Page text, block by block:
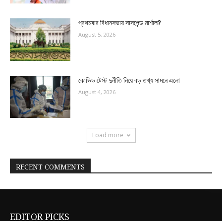
প্রথমবার বিধানসভায় সাসপেন্ড মার্শাল?
August 5, 2026
কোভিড টেস্ট দুর্নীতি নিয়ে বড় তথ্য সামনে এলো
August 4, 2026
Load more
RECENT COMMENTS
EDITOR PICKS